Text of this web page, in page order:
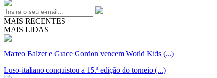
MAIS RECENTES
MAIS LIDAS
Matteo Balzer e Grace Gordon vencem World Kids (...)
Luso-italiano conquistou a 15.ª edição do torneio (...)